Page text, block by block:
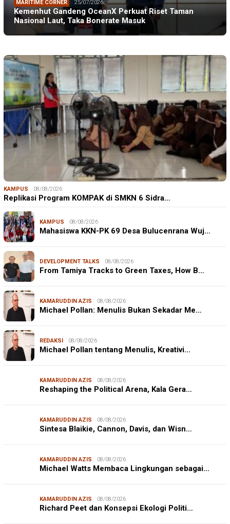
MARITIME CORNER 25/07/2026
Kemenhut Gandeng OceanX Perkuat Riset Taman
Nasional Laut, Taka Bonerate Masuk
KAMPUS 08/08/2026
Replikasi Program KOMPAK di SMKN 6 Sidra…
KAMPUS 08/08/2026
Mahasiswa KKN-PK 69 Desa Bulucenrana Wuj…
DEVELOPMENT TALKS 08/08/2026
From Tamiya Tracks to Green Taxes, How B…
KAMARUDDIN AZIS 08/08/2026
Michael Pollan: Menulis Bukan Sekadar Me…
REDAKSI 08/08/2026
Michael Pollan tentang Menulis, Kreativi…
KAMARUDDIN AZIS 08/08/2026
Reshaping the Political Arena, Kala Gera…
KAMARUDDIN AZIS 08/08/2026
Sintesa Blaikie, Cannon, Davis, dan Wisn…
KAMARUDDIN AZIS 08/08/2026
Michael Watts Membaca Lingkungan sebagai…
KAMARUDDIN AZIS 08/08/2026
Richard Peet dan Konsepsi Ekologi Politi…